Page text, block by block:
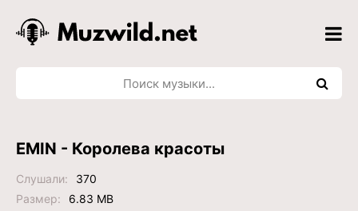
EMIN - Королева красоты
Слушали:
370
Размер:
6.83 MB